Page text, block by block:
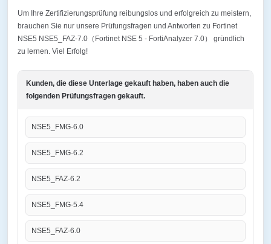
Um Ihre Zertifizierungsprüfung reibungslos und erfolgreich zu meistern,
brauchen Sie nur unsere Prüfungsfragen und Antworten zu Fortinet
NSE5 NSE5_FAZ-7.0（Fortinet NSE 5 - FortiAnalyzer 7.0） gründlich
zu lernen. Viel Erfolg!
Kunden, die diese Unterlage gekauft haben, haben auch die
folgenden Prüfungsfragen gekauft.
NSE5_FMG-6.0
NSE5_FMG-6.2
NSE5_FAZ-6.2
NSE5_FMG-5.4
NSE5_FAZ-6.0